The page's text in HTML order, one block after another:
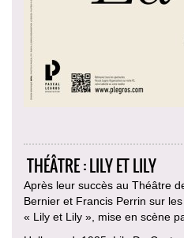
THÉÂTRE : LILY ET LILY
Après leur succès au Théâtre
Bernier et Francis Perrin sur
« Lily et Lily », mise en scène